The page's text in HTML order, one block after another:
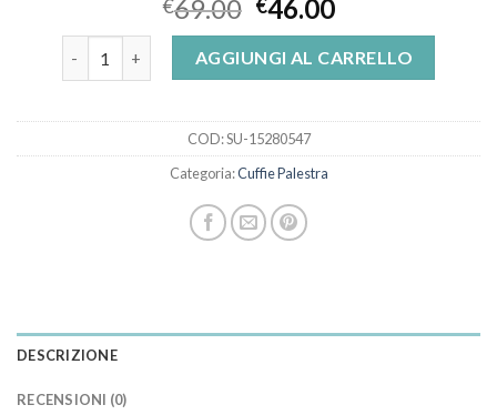
€69.00 €46.00
cuffie palestra quantitàAGGIUNGI AL CARRELLO
COD:SU-15280547
Categoria:Cuffie Palestra
DESCRIZIONE
RECENSIONI (0)